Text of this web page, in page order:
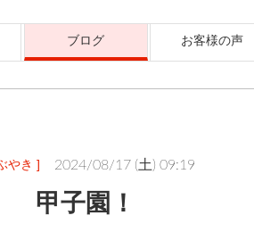
ブログ お客様の声
やき ] 2024/08/17 (土) 09:19
甲子園！